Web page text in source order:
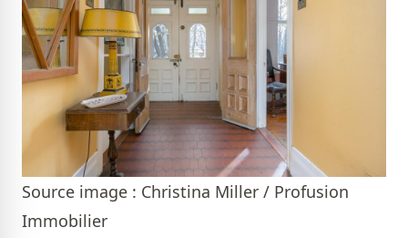
Source image : Christina Miller / Profusion
Immobilier